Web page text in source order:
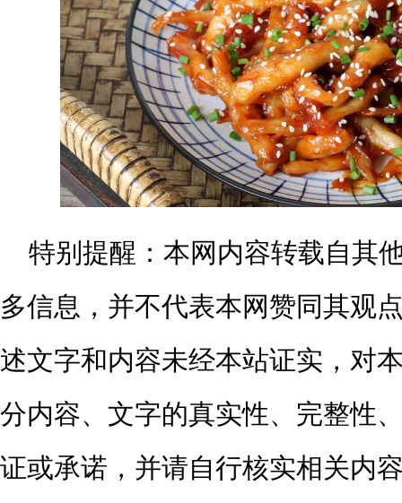
特别提醒： 本网内容转载自其
多信息，并不代表本网赞同其观
述文字和内容未经本站证实，对
分内容、文字的真实性、完整性
证或承诺，并请自行核实相关内